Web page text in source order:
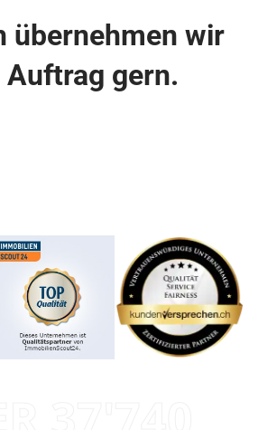
übernehmen wir
Auftrag gern.